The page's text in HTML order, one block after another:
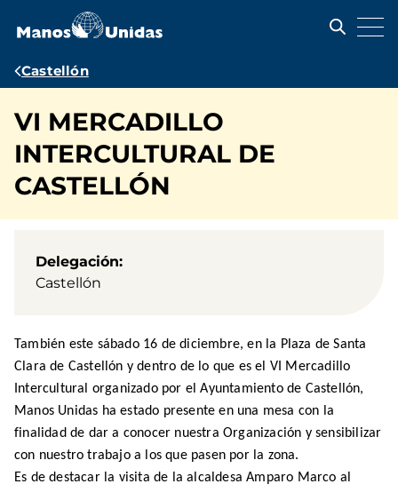
contenido
Ruta
navegación
Castellón
VI MERCADILLO
INTERCULTURAL DE
CASTELLÓN
Delegación
Castellón
También este sábado 16 de diciembre, en la Plaza de Santa
Clara de Castellón y dentro de lo que es el VI Mercadillo
Intercultural organizado por el Ayuntamiento de Castellón,
Manos Unidas ha estado presente en una mesa con la
finalidad de dar a conocer nuestra Organización y sensibilizar
con nuestro trabajo a los que pasen por la zona.
Es de destacar la visita de la alcaldesa Amparo Marco al